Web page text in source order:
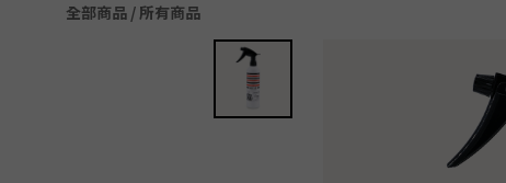
全部商品 /所有商品